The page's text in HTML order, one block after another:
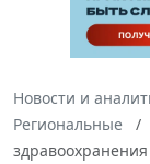
Новости и
Региональные